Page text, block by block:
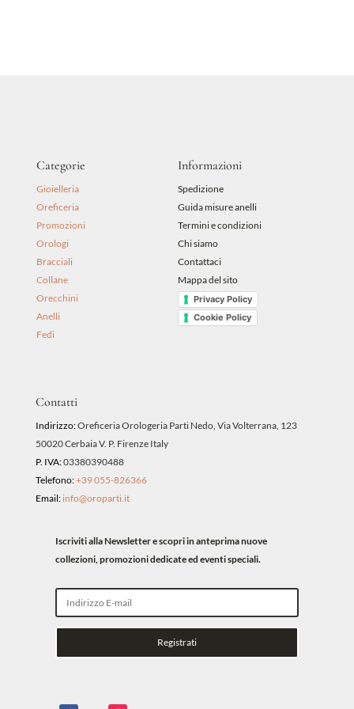
Categorie
Gioielleria
Oreficeria
Promozioni
Orologi
Bracciali
Collane
Orecchini
Anelli
Fedi
Informazioni
Spedizione
Guida misure anelli
Termini e condizioni
Chi siamo
Contattaci
Mappa del sito
Privacy Policy
Cookie Policy
Contatti
Indirizzo:Oreficeria Orologeria Parti Nedo, Via Volterrana, 123
50020 Cerbaia V. P. Firenze Italy
P. IVA:03380390488
Telefono:+39 055-826366
Email: info@oroparti.it
Iscriviti alla Newsletter e scopri in anteprima nuove
collezioni, promozioni dedicate ed eventi speciali.
Registrati